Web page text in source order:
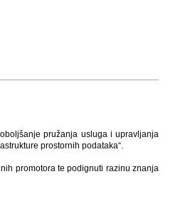
pružanja usluga i upravljanja
prostornih podataka“.
promotora te podignuti razinu znanja